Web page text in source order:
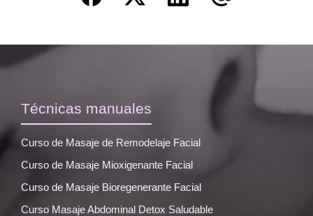
Técnicas manuales
Curso de Masaje de Remodelaje Facial
Curso de Masaje Mioxigenante Facial
Curso de Masaje Bioregenerante Facial
Curso Masaje Abdominal Detox Saludable